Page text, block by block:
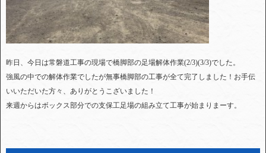
昨日、今日は常磐道工事の現場で橋脚部の足場解体作業(2/3)(3/3)でした。
強風の中での解体作業でしたが無事橋脚部の工事が全て完了しました！お手伝
いいただいた方々、ありがとうこざいました！
来週からはボックス部分での支保工足場の組み立て工事が始まりまーす。